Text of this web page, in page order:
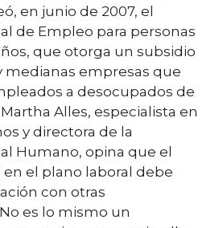
en junio de 2007, el
de Empleo para personas
que otorga un subsidio
medianas empresas que
a desocupados de
Alles, especialista en
y directora de la
Humano, opina que el
el plano laboral debe
con otras
es lo mismo un